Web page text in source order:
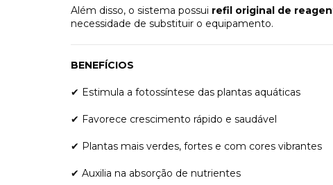
Além disso, o sistema possui refil original de
necessidade de substituir o equipamento.
BENEFÍCIOS
✔ Estimula a fotossíntese das plantas aquáticas
✔ Favorece crescimento rápido e saudável
✔ Plantas mais verdes, fortes e com cores vibrantes
✔ Auxilia na absorção de nutrientes